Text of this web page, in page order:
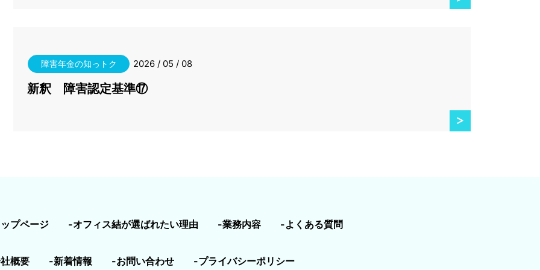
障害年金の知っトク 2026 / 05 / 08
新釈 障害認定基準⑰
プページ -オフィス結が選ばれたい理由 -業務内容 -よくある質問
概要 -新着情報 -お問い合わせ -プライバシーポリシー